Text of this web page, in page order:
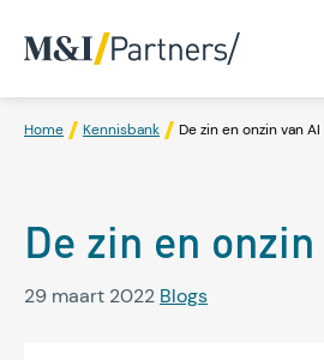
Home Kennisbank De zin en onzin van AI
De zin en
29 maart 2022 Blogs